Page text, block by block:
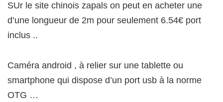
SUr le site chinois zapals on peut en acheter une
d’une longueur de 2m pour seulement 6.54€ port
inclus ..
Caméra android , à relier sur une tablette ou
smartphone qui dispose d’un port usb à la norme
OTG …